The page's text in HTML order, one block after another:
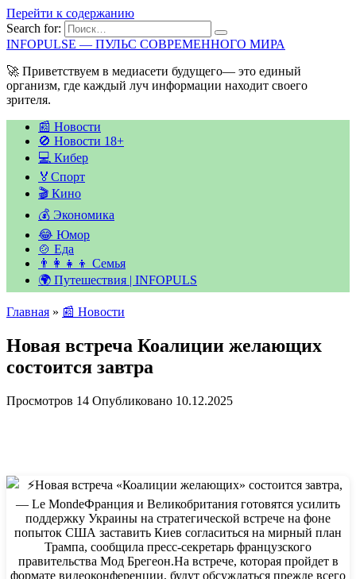
Перейти к содержанию
Search for:
INFOPULSE — ПУЛЬС СОВРЕМЕННОГО МИРА
🚀 Приветствуем в медиасети будущего— это единый
организм, где каждый луч информации находит своего
зрителя.
📰 Новости
🚫 Новости 18+
💻 Кибер
🏅Спорт
🎬 Кино
💰 Экономика
😂 Юмор
🍲 Еда
👨‍👩‍👧‍👦 Семья
🌍 Путешествия | INFOPULS
Главная » 📰 Новости
Новая встреча Коалиции желающих
состоится завтра
Просмотров 14 Опубликовано 10.12.2025